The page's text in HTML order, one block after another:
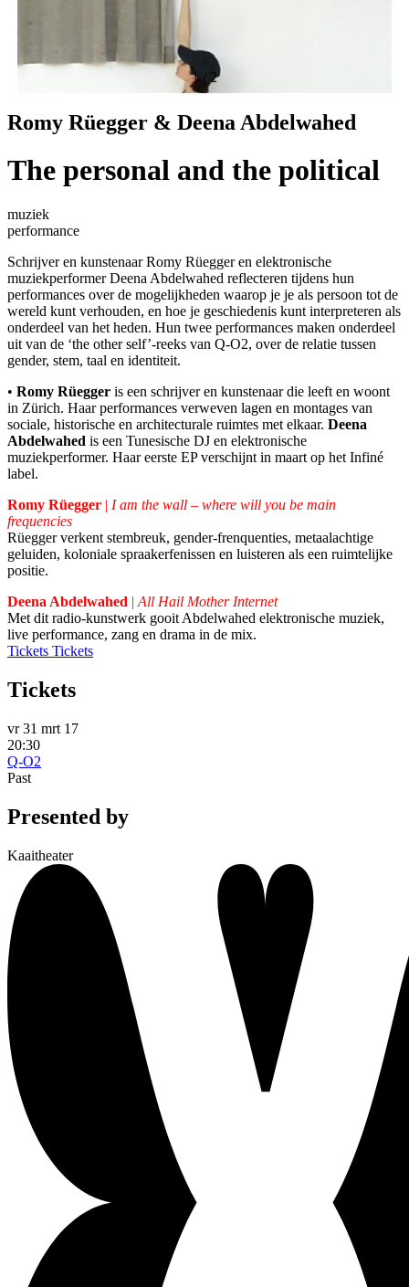
1/ 2
Romy Rüegger & Deena Abdelwahed
The personal and the political
muziek
performance
Schrijver en kunstenaar Romy Rüegger en elektronische
muziekperformer Deena Abdelwahed reflecteren tijdens hun
performances over de mogelijkheden waarop je je als persoon tot de
wereld kunt verhouden, en hoe je geschiedenis kunt interpreteren als
onderdeel van het heden. Hun twee performances maken onderdeel
uit van de ‘the other self’-reeks van Q-O2, over de relatie tussen
gender, stem, taal en identiteit.
• Romy Rüegger is een schrijver en kunstenaar die leeft en woont
in Zürich. Haar performances verweven lagen en montages van
sociale, historische en architecturale ruimtes met elkaar. Deena
Abdelwahed is een Tunesische DJ en elektronische
muziekperformer. Haar eerste EP verschijnt in maart op het Infiné
label.
Romy Rüegger | I am the wall – where will you be main
frequencies
Rüegger verkent stembreuk, gender-frenquenties, metaalachtige
geluiden, koloniale spraakerfenissen en luisteren als een ruimtelijke
positie.
Deena Abdelwahed | All Hail Mother Internet
Met dit radio-kunstwerk gooit Abdelwahed elektronische muziek,
live performance, zang en drama in de mix.
Tickets Tickets
Tickets
vr 31 mrt 17
20:30
Q-O2
Past
Presented by
Kaaitheater